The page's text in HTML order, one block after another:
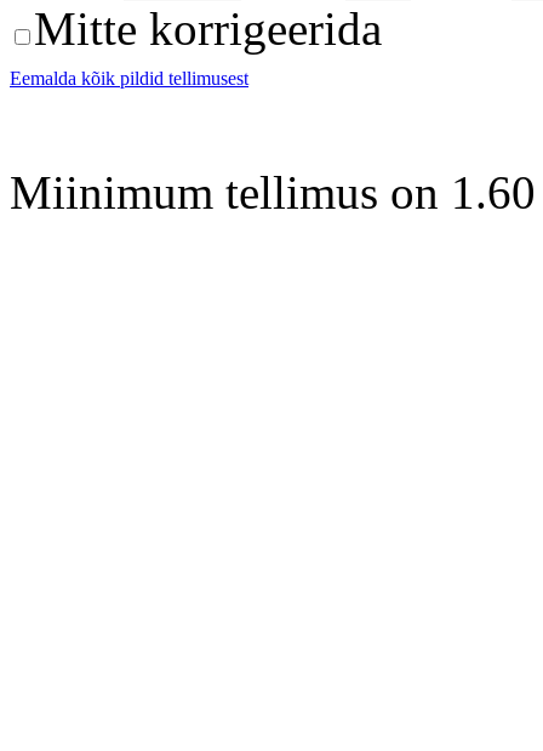
Mitte korrigeerida
Eemalda kõik pildid tellimusest
Miinimum tellimus on